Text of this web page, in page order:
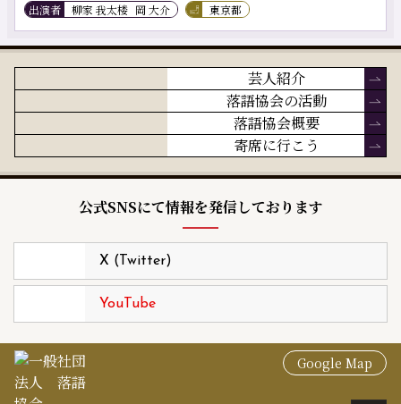
出演者 柳家 我太楼 岡 大介 東京都
芸人紹介
落語協会の活動
落語協会概要
寄席に行こう
公式SNSにて情報を発信しております
X (Twitter)
YouTube
Google Map